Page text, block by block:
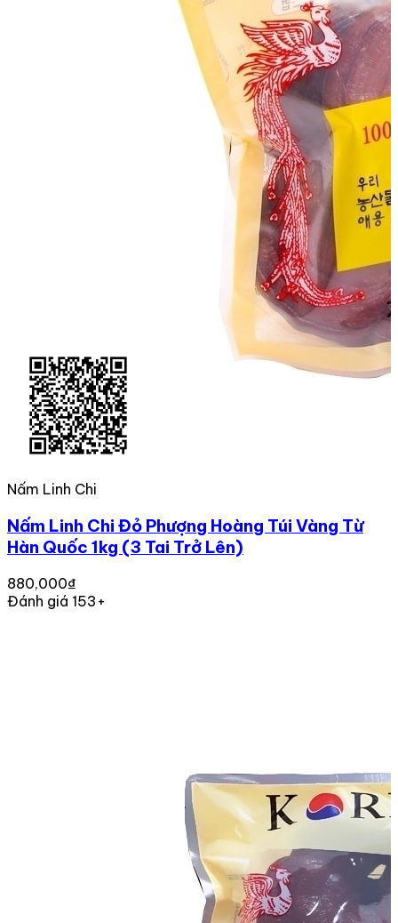
Nấm Linh Chi
Nấm Linh Chi Đỏ Phượng Hoàng Túi Vàng Từ
Hàn Quốc 1kg (3 Tai Trở Lên)
880,000₫
Đánh giá 153+